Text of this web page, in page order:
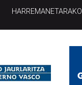
HARREMANETARAKO